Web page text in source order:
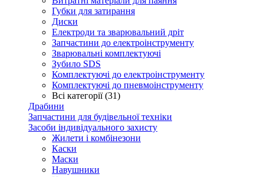
Губки для затирання
Диски
Електроди та зварювальний дріт
Запчастини до електроінструменту
Зварювальні комплектуючі
Зубило SDS
Комплектуючі до електроінструменту
Комплектуючі до пневмоінструменту
Всі категорії (31)
Драбини
Запчастини для будівельної техніки
Засоби індивідуального захисту
Жилети і комбінезони
Каски
Маски
Навушники